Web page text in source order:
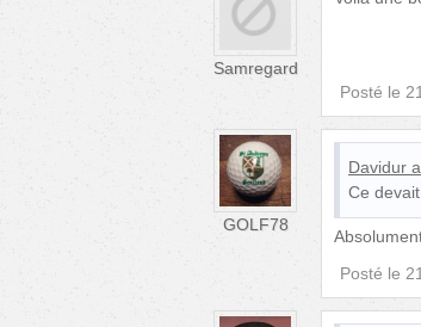
Samregard
Posté le
GOLF78
Davidur
Ce
Posté le